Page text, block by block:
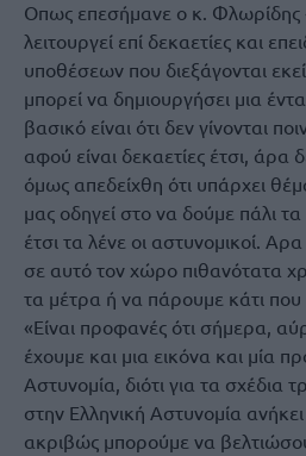
Οπως επεσήμανε ο κ. Φλωρίδης
λειτουργεί επί δεκαετίες και
υποθέσεων που διεξάγονται
μπορεί να δημιουργήσει μια
βασικό είναι ότι δεν γίνονται
αφού είναι δεκαετίες έτσι, άρα
όμως απεδείχθη ότι υπάρχει
μας οδηγεί στο να δούμε πάλι
έτσι τα λένε οι αστυνομικοί.
σε αυτό τον χώρο πιθανότατα
τα μέτρα ή να πάρουμε κάτι που
«Είναι προφανές ότι σήμερα,
έχουμε και μια εικόνα και μία
Αστυνομία, διότι για τα σχέδια
στην Ελληνική Αστυνομία
ακριβώς μπορούμε να